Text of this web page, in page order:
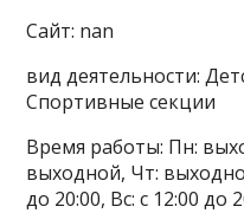
Сайт: nan
вид деятельности:
Спортивные секции
Время работы: Пн:
выходной, Чт:
до 20:00, Вс: с 12:00 до